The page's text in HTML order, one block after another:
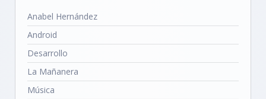
Anabel Hernández
Android
Desarrollo
La Mañanera
Música